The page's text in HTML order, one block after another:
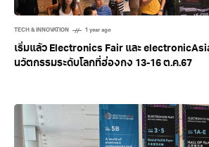
TECH & INNOVATION 1 year ago
เริ่มแล้ว Electronics Fair และ
นวัตกรรมระดับโลกที่ฮ่องกง 13-16 ต.ค.67